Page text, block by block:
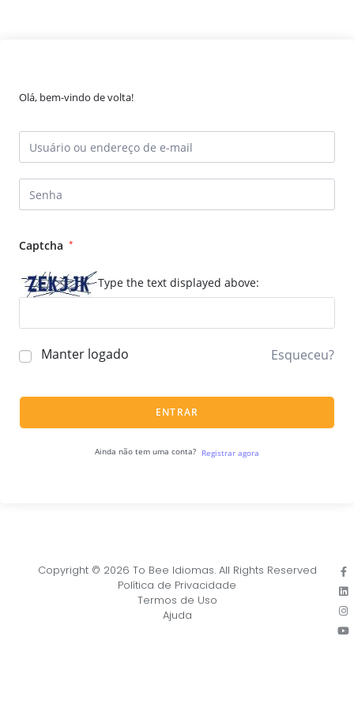
Olá, bem-vindo de volta!
Captcha *
Type the text displayed above:
Manter logado Esqueceu?
ENTRAR
Ainda não tem uma conta? Registrar agora
Copyright © 2026 To Bee Idiomas. All Rights Reserved
Política de Privacidade
Termos de Uso
Ajuda